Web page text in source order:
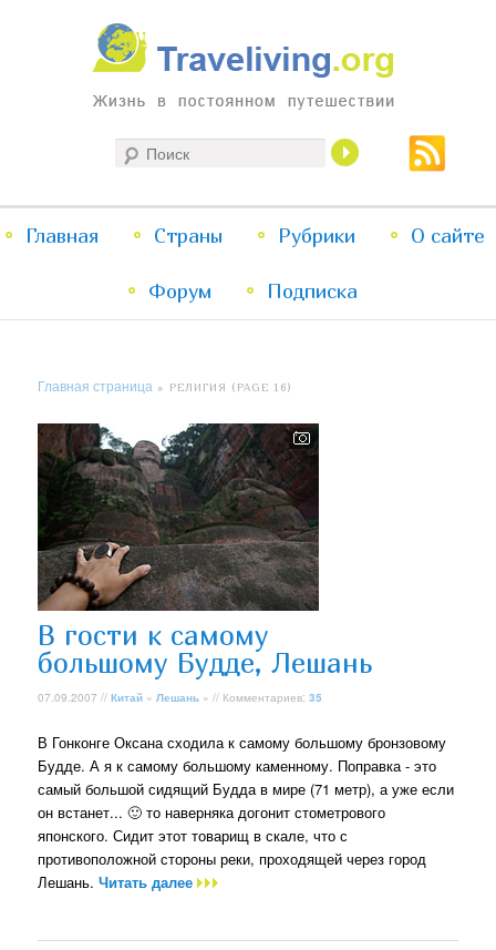
Traveliving
Жизнь в постоянном путешествии
меню
Перейти
к
Перейти
к
Главная Страны Рубрики О сайте
Форум Подписка
Главная страница » РЕЛИГИЯ (PAGE 16)
В гости к самому
большому Будде, Лешань
07.09.2007 //Китай »Лешань » // Комментариев:35
В Гонконге Оксана сходила к самому большому бронзовому
Будде. А я к самому большому каменному. Поправка - это
самый большой сидящий Будда в мире (71 метр), а уже если
он встанет... 🙂 то наверняка догонит стометрового
японского. Сидит этот товарищ в скале, что с
противоположной стороны реки, проходящей через город
Лешань.Читать далее